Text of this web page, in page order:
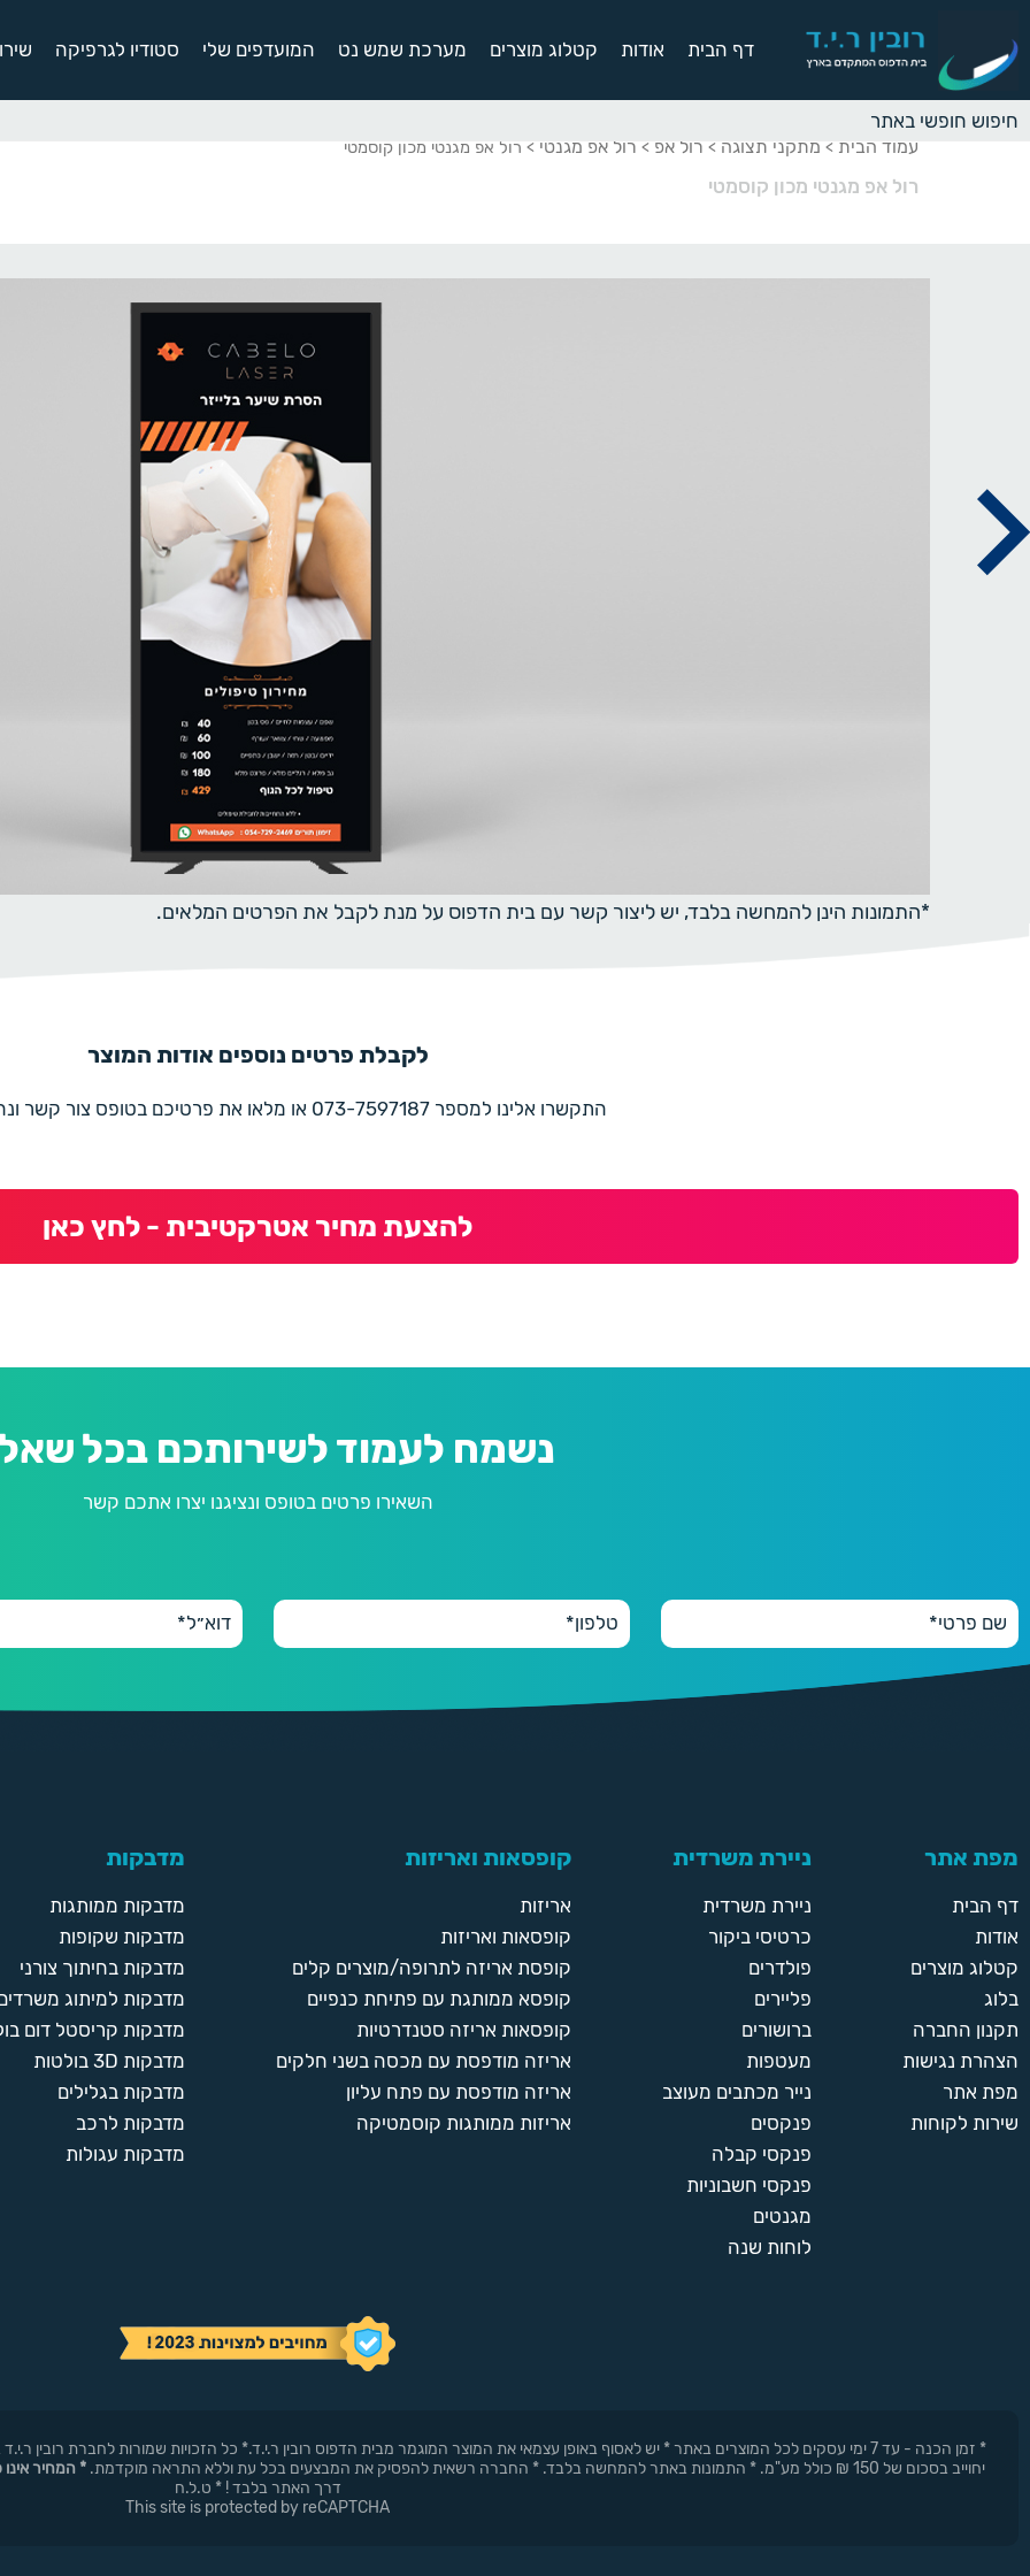
דף הבית אודות קטלוג מוצרים מערכת שמש נט המועדפים שלי סטודיו לגרפיקה
עמוד הבית > מתקני תצוגה > רול אפ > רול אפ מגנטי > רול אפ מגנטי מכון קוסמטי
רול אפ מגנטי מכון קוסמטי
*התמונות הינן להמחשה בלבד, יש ליצור קשר עם בית הדפוס על מנת לקבל את הפרטים המלאים.
לקבלת פרטים נוספים אודות המוצר
התקשרו אלינו למספר 073-7597187 או מלאו את פרטיכם בטופס צור קשר ונחזור בהקדם
להצעת מחיר אטרקטיבית - לחץ כאן
נשמח לעמוד לשירותכם בכל
השאירו פרטים בטופס ונציגנו יצרו אתכם קשר
מפת אתר
דף הבית
אודות
קטלוג מוצרים
בלוג
תקנון החברה
הצהרת נגישות
מפת אתר
שירות לקוחות
ניירת משרדית
ניירת משרדית
כרטיסי ביקור
פולדרים
פליירים
ברושורים
מעטפות
נייר מכתבים מעוצב
פנקסים
פנקסי קבלה
פנקסי חשבוניות
מגנטים
לוחות שנה
קופסאות ואריזות
אריזות
קופסאות ואריזות
קופסת אריזה לתרופה/מוצרים קלים
קופסא ממותגת עם פתיחת כנפיים
קופסאות אריזה סטנדרטיות
אריזה מודפסת עם מכסה בשני חלקים
אריזה מודפסת עם פתח עליון
אריזות ממותגות קוסמטיקה
מדבקות
מדבקות ממותגות
מדבקות שקופות
מדבקות בחיתוך צורני
מדבקות למיתוג
מדבקות קריסטל דום
מדבקות 3D בולטות
מדבקות בגלילים
מדבקות לרכב
מדבקות עגולות
* זמן הכנה - עד 7 ימי עסקים לכל המוצרים באתר * יש לאסוף באופן עצמאי את המוצר המוגמר מבית הדפוס רובין ר.י.ד.* כל הזכויות שמורות לחברת
יחוייב בסכום של 150 ₪ כולל מע"מ. * התמונות באתר להמחשה בלבד. * החברה רשאית להפסיק את המבצעים בכל עת וללא התראה מוקדמת.
* המחיר
דרך האתר בלבד ! * ט.ל.ח
This site is protected by reCAPTCHA